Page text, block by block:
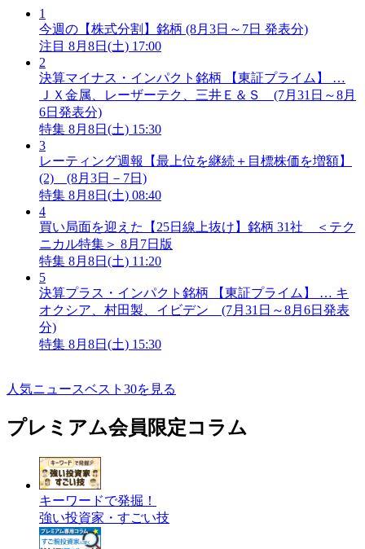
1
今週の【株式分割】銘柄 (8月3日～7日 発表分)
注目 8月8日(土) 17:00
2
決算マイナス・インパクト銘柄 【東証プライム】 …
ＪＸ金属、レーザーテク、三井Ｅ＆Ｓ (7月31日～8月
6日発表分)
特集 8月8日(土) 15:30
3
レーティング週報【最上位を継続＋目標株価を増額】
(2) (8月3日－7日)
特集 8月8日(土) 08:40
4
買い局面を迎えた【25日線上抜け】銘柄 31社 ＜テク
ニカル特集＞ 8月7日版
特集 8月8日(土) 11:20
5
決算プラス・インパクト銘柄 【東証プライム】 … キ
オクシア、村田製、イビデン (7月31日～8月6日発表
分)
特集 8月8日(土) 15:30
人気ニュースベスト30を見る
プレミアム会員限定コラム
キーワードで発掘！
強い投資家・すごい技